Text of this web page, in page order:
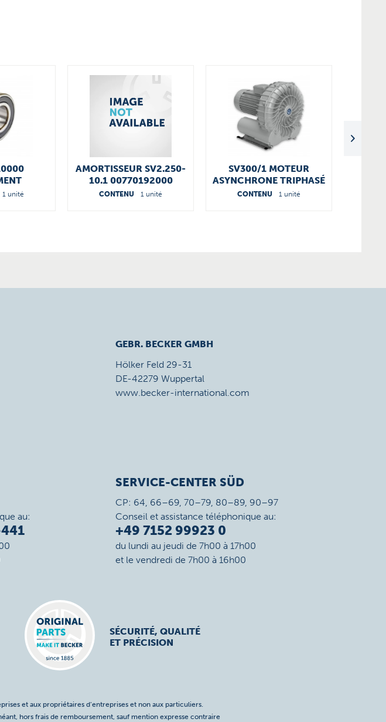
1 unité
AMORTISSEUR SV2.250-
10.1 00770192000
CONTENU 1 unité
SV300/1 MOTEUR
ASYNCHRONE TRIPHASÉ
CONTENU 1 unité
GEBR. BECKER GMBH
Hölker Feld 29-31
DE-42279 Wuppertal
www.becker-international.com
au:
SERVICE-CENTER SÜD
CP: 64, 66–69, 70–79, 80–89, 90–97
Conseil et assistance téléphonique au:
+49 7152 99923 0
du lundi au jeudi de 7h00 à 17h00
et le vendredi de 7h00 à 16h00
SÉCURITÉ, QUALITÉ
ET PRÉCISION
et aux propriétaires d’entreprises et non aux particuliers.
hors frais de remboursement, sauf mention expresse contraire